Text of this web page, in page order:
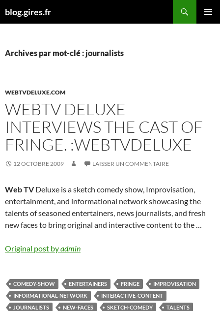
aublog.gires.fr
Archives par mot-clé : journalists
WEBTVDELUXE.COM
WEBTV DELUXE
INTERVIEWS THE CAST OF
FRINGE. :WEBTVDELUXE
12 OCTOBRE 2009 LAISSER UN COMMENTAIRE
Web TVDeluxe is a sketch comedy show, Improvisation,
entertainment, and informational network showcasing the
talents of seasoned entertainers, news journalists, and fresh
new faces to bring original and interactive content to the …
Original post byadmin
COMEDY-SHOW ENTERTAINERS FRINGE
IMPROVISATION
INFORMATIONAL-NETWORK
INTERACTIVE-CONTENT
JOURNALISTS
NEW-FACES SKETCH-COMEDY
TALENTS